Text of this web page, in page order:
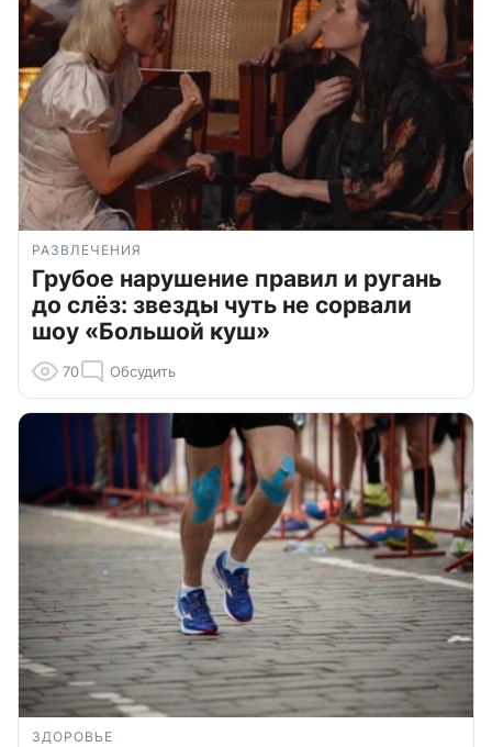
РАЗВЛЕЧЕНИЯ
Грубое нарушение правил и ругань
до слёз: звезды чуть не сорвали
шоу «Большой куш»
70 Обсудить
ЗДОРОВЬЕ